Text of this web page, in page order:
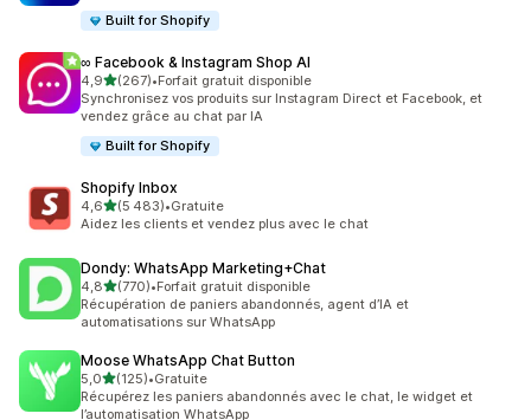
Built for Shopify
∞ Facebook & Instagram Shop AI
4,9étoile(s) sur 5
(267)
267 avis au total
•Forfait gratuit disponible
Synchronisez vos produits sur Instagram Direct et Facebook, et
vendez grâce au chat par IA
Built for Shopify
Shopify Inbox
4,6étoile(s) sur 5
(5 483)
5483 avis au total
•Gratuite
Aidez les clients et vendez plus avec le chat
Dondy: WhatsApp Marketing+Chat
4,8étoile(s) sur 5
(770)
770 avis au total
•Forfait gratuit disponible
Récupération de paniers abandonnés, agent d’IA et
automatisations sur WhatsApp
Moose WhatsApp Chat Button
5,0étoile(s) sur 5
(125)
125 avis au total
•Gratuite
Récupérez les paniers abandonnés avec le chat, le widget et
l’automatisation WhatsApp